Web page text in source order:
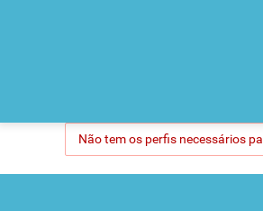
Não tem os perfis necessários